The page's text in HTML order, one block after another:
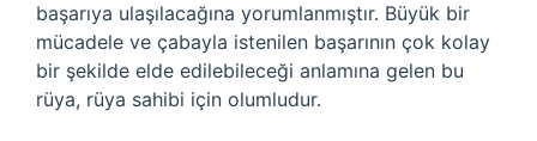
başarıya ulaşılacağına yorumlanmıştır. Büyük bir
mücadele ve çabayla istenilen başarının çok kolay
bir şekilde elde edilebileceği anlamına gelen bu
rüya, rüya sahibi için olumludur.